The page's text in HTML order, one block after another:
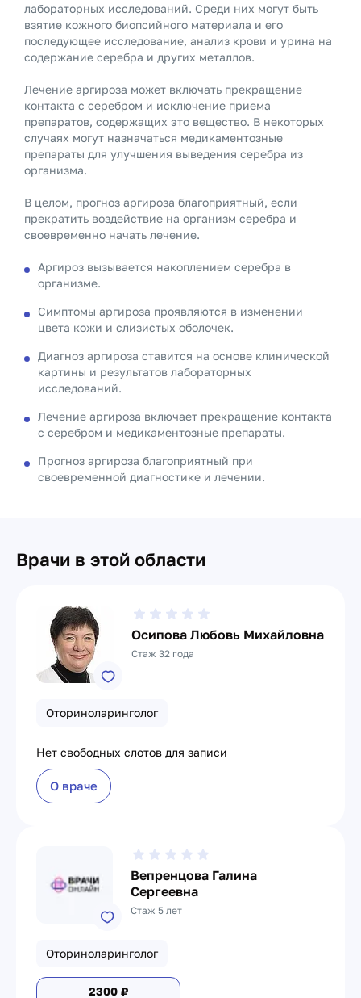
лабораторных исследований. Среди них могут быть
взятие кожного биопсийного материала и его
последующее исследование, анализ крови и урина на
содержание серебра и других металлов.
Лечение аргироза может включать прекращение
контакта с серебром и исключение приема
препаратов, содержащих это вещество. В некоторых
случаях могут назначаться медикаментозные
препараты для улучшения выведения серебра из
организма.
В целом, прогноз аргироза благоприятный, если
прекратить воздействие на организм серебра и
своевременно начать лечение.
Аргироз вызывается накоплением серебра в
организме.
Симптомы аргироза проявляются в изменении
цвета кожи и слизистых оболочек.
Диагноз аргироза ставится на основе клинической
картины и результатов лабораторных
исследований.
Лечение аргироза включает прекращение контакта
с серебром и медикаментозные препараты.
Прогноз аргироза благоприятный при
своевременной диагностике и лечении.
Врачи в этой области
Осипова Любовь Михайловна
Стаж 32 года
Оториноларинголог
Нет свободных слотов для записи
О враче
Вепренцова Галина
Сергеевна
Стаж 5 лет
Оториноларинголог
2300 ₽